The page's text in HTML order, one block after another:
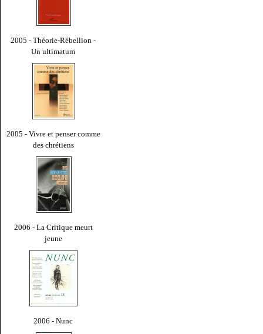
2005 - Théorie-Rébellion -
Un ultimatum
2005 - Vivre et penser comme
des chrétiens
2006 - La Critique meurt
jeune
2006 - Nunc